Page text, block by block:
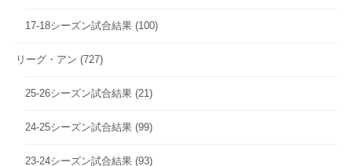
17-18シーズン試合結果 (100)
リーグ・アン (727)
25-26シーズン試合結果 (21)
24-25シーズン試合結果 (99)
23-24シーズン試合結果 (93)